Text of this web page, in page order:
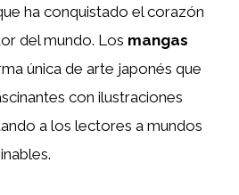
ha conquistado el corazón
del mundo. Los mangas
única de arte japonés que
con ilustraciones
a los lectores a mundos